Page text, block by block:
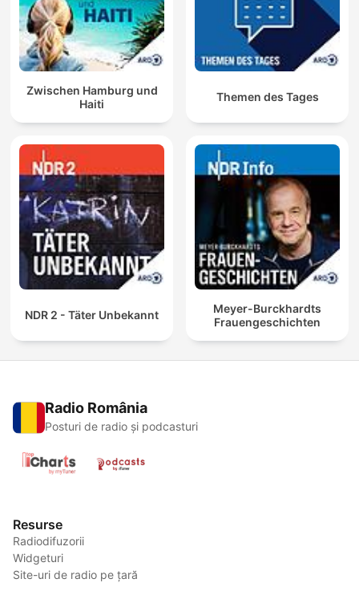
Zwischen Hamburg und
Haiti
Themen des Tages
NDR 2 - Täter Unbekannt
Meyer-Burckhardts
Frauengeschichten
Radio România
Posturi de radio și podcasturi
Resurse
Radiodifuzorii
Widgeturi
Site-uri de radio pe țară